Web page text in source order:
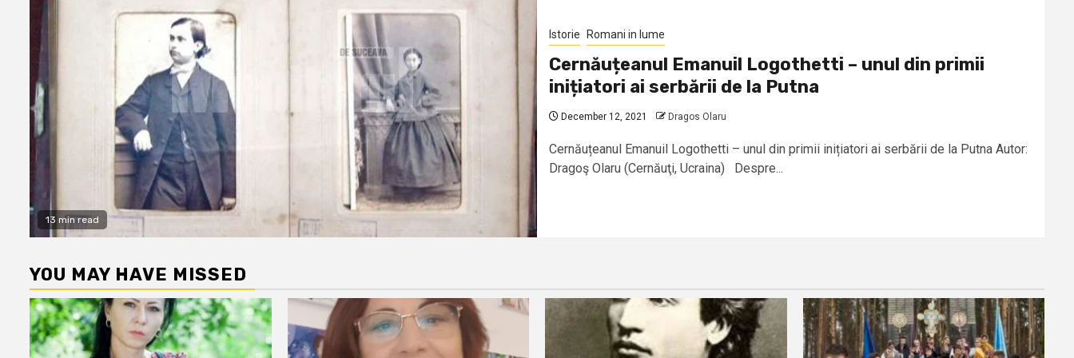
13 min read
Istorie Romani in lume
Cernăuțeanul Emanuil Logothetti – unul din primii
inițiatori ai serbării de la Putna
December 12, 2021 Dragos Olaru
Cernăuțeanul Emanuil Logothetti – unul din primii inițiatori ai serbării de la Putna Autor:
Dragoş Olaru (Cernăuţi, Ucraina) Despre...
YOU MAY HAVE MISSED